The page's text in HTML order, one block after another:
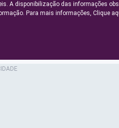
A disponibilização das informações
Para mais informações, Clique